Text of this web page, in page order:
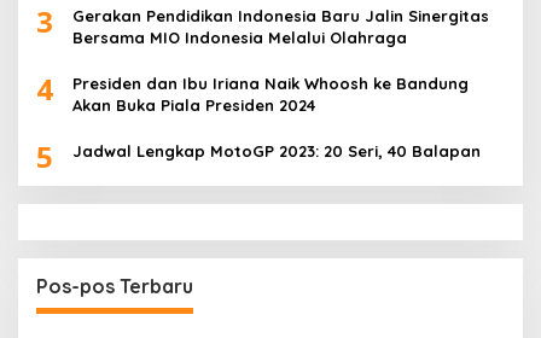
3
Gerakan Pendidikan Indonesia Baru Jalin Sinergitas
Bersama MIO Indonesia Melalui Olahraga
4
Presiden dan Ibu Iriana Naik Whoosh ke Bandung
Akan Buka Piala Presiden 2024
5 Jadwal Lengkap MotoGP 2023: 20 Seri, 40 Balapan
Pos-pos Terbaru